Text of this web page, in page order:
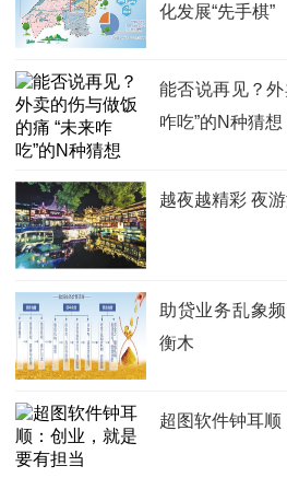
化发展“先手棋”
能否说再见？
咋吃”的N种猜想
越夜越精彩 夜
助贷业务乱象
衡木
超图软件钟耳顺